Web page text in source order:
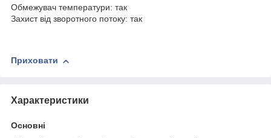
Обмежувач температури: так
Захист від зворотного потоку: так
Приховати
Характеристики
Основні